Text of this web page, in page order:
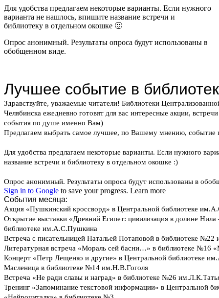
Для удобства предлагаем некоторые варианты. Если нужного
варианта не нашлось, впишите название встречи и
библиотеку в отдельном окошке 🙂
Опрос анонимный. Результаты опроса будут использованы в
обобщенном виде.